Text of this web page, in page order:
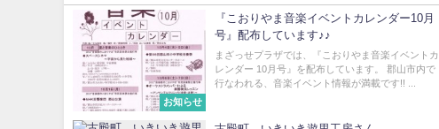
お知らせ
『こおりやま音楽イベントカレンダー10月
号』配布しています♪♪
まざっせプラザでは、『こおりやま音楽イベントカ
レンダー 10月号』を配布しています。 郡山市内で
行なわれる、音楽イベント情報が満載です!! ...